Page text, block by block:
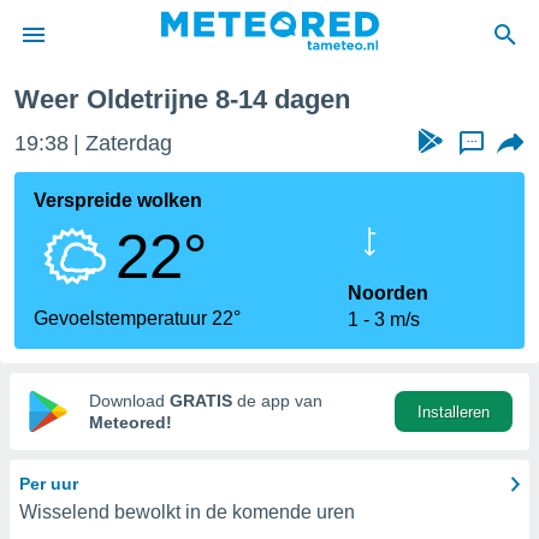
door
verstrekte
hoge
hebt de
voor
op basis
Weer Oldetrijne 8-14 dagen
19:38 Zaterdag ...
Verspreide wolken
22°
Gevoelstemperatuur 22°
Noorden
1
3 m/s
Download GRATIS de app van
Meteored!
Installeren
Per uur
Wisselend bewolkt in de komende uren